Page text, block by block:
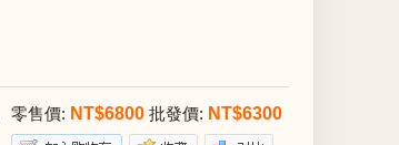
零售價: NT$6800 批發價: NT$6300